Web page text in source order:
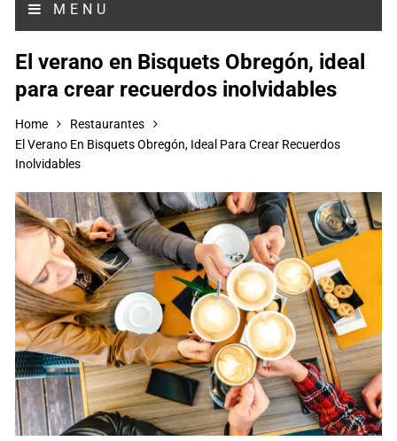
MENU
El verano en Bisquets Obregón, ideal
para crear recuerdos inolvidables
Home
Restaurantes
El Verano En Bisquets Obregón, Ideal Para Crear Recuerdos
Inolvidables